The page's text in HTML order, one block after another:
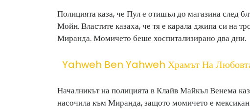
Полицията каза, че Пул е отишъл до магазина след
Мойн. Властите казаха, че тя е карала джипа си на
Миранда. Момичето беше хоспитализирано два дни.
Yahweh Ben Yahweh Храмът На
Началникът на полицията в Клайв Майкъл Венема
насочила към Миранда, защото момичето е